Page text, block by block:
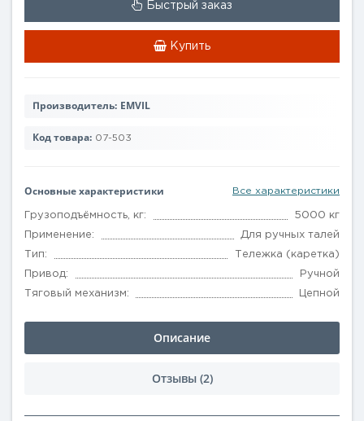
Быстрый заказ
Купить
Производитель: EMVIL
Код товара: 07-503
Основные характеристики Все характеристики
Грузоподъёмность, кг: 5000 кг
Применение: Для ручных талей
Тип: Тележка (каретка)
Привод: Ручной
Тяговый механизм: Цепной
Описание
Отзывы (2)